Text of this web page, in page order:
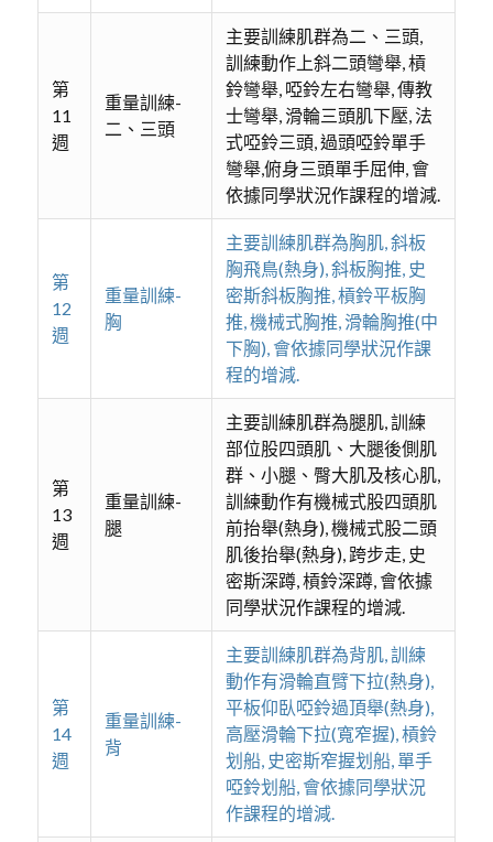
第
11
週
重量訓練-
二、三頭
主要訓練肌群為二、三頭,
訓練動作上斜二頭彎舉, 槓
鈴彎舉, 啞鈴左右彎舉, 傳教
士彎舉, 滑輪三頭肌下壓, 法
式啞鈴三頭, 過頭啞鈴單手
彎舉,俯身三頭單手屈伸, 會
依據同學狀況作課程的增減.
第
12
週
重量訓練-
胸
主要訓練肌群為胸肌, 斜板
胸飛鳥(熱身), 斜板胸推, 史
密斯斜板胸推, 槓鈴平板胸
推, 機械式胸推, 滑輪胸推(中
下胸), 會依據同學狀況作課
程的增減.
第
13
週
重量訓練-
腿
主要訓練肌群為腿肌, 訓練
部位股四頭肌、大腿後側肌
群、小腿、臀大肌及核心肌,
訓練動作有機械式股四頭肌
前抬舉(熱身), 機械式股二頭
肌後抬舉(熱身), 跨步走, 史
密斯深蹲, 槓鈴深蹲, 會依據
同學狀況作課程的增減.
第
14
週
重量訓練-
背
主要訓練肌群為背肌, 訓練
動作有滑輪直臂下拉(熱身),
平板仰臥啞鈴過頂舉(熱身),
高壓滑輪下拉(寬窄握), 槓鈴
划船, 史密斯窄握划船, 單手
啞鈴划船, 會依據同學狀況
作課程的增減.